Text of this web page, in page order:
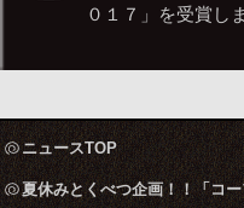
０１７」を受賞し
ニュースTOP
夏休みとくべつ企画！！「コ